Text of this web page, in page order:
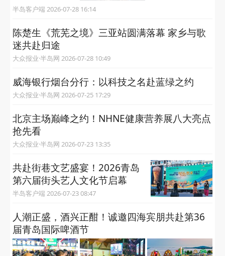
半岛客户端 2026-07-28 16:14
陈楚生《荒芜之境》三亚站圆满落幕 家乡与歌
迷共赴归途
大众报业·半岛网 2026-07-28 10:49
威海银行烟台分行：以科技之名赴蓝绿之约
大众报业·半岛网 2026-07-25 17:29
北京主场巅峰之约！NHNE健康营养展八大亮点
抢先看
大众报业·半岛网 2026-07-23 13:35
共赴街巷文艺盛宴！​2026青岛
第六届街头艺人文化节启幕
半岛客户端 2026-07-23 08:47
人潮正盛，酒兴正酣！诚邀四海宾朋共赴第36
届青岛国际啤酒节